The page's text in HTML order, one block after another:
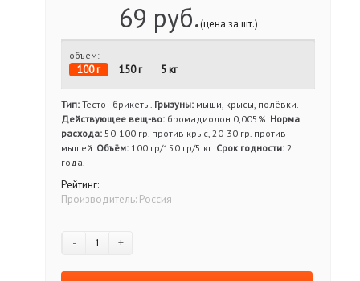
69 руб.(цена за шт.)
объем:
100 г 150 г 5 кг
Тип: Тесто - брикеты. Грызуны: мыши, крысы, полёвки.
Действующее вещ-во: бромадиолон 0,005%. Норма
расхода: 50-100 гр. против крыс, 20-30 гр. против
мышей. Объём: 100 гр/150 гр/5 кг. Срок годности: 2
года.
Рейтинг:
Производитель: Россия
- +